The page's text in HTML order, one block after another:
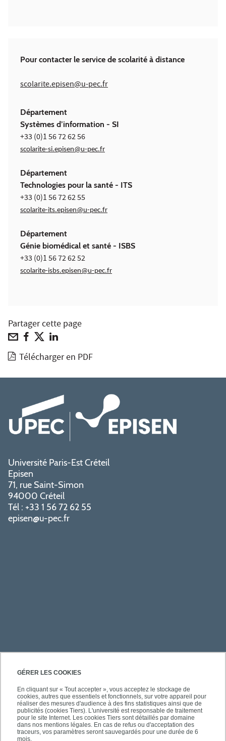
GÉRER LES COOKIES
En cliquant sur « Tout accepter », vous acceptez le stockage de
cookies, autres que essentiels et fonctionnels, sur votre appareil pour
réaliser des mesures d'audience à des fins statistiques ainsi que de
publicités (cookies Tiers). L'université est responsable de traitement
pour le site Internet. Les cookies Tiers sont détaillés par domaine
dans nos mentions légales. En cas de refus ou d'acceptation des
traceurs, vos paramètres seront sauvegardés pour une durée de 6
mois.
Pour contacter le service de scolarité à distance
scolarite.episen@u-pec.fr
Département
Systèmes d’information - SI
+33 (0)1 56 72 62 56
scolarite-si.episen@u-pec.fr
Département
Technologies pour la santé - ITS
+33 (0)1 56 72 62 55
scolarite-its.episen@u-pec.fr
Département
Génie biomédical et santé - ISBS
+33 (0)1 56 72 62 52
scolarite-isbs.episen@u-pec.fr
Partager cette page
Télécharger en PDF
Université Paris-Est Créteil
Episen
71, rue Saint-Simon
94000 Créteil
Tél : +33 1 56 72 62 55
episen@u-pec.fr
PRATIQUE
ACCÈS RAPIDES